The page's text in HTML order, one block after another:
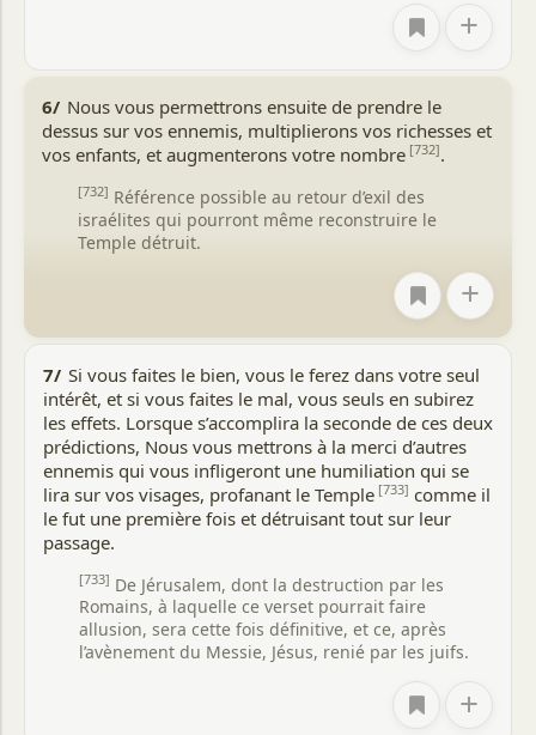
Dans cette perspective, les principes fondamentaux de
vie Islamique sont mis en avant. Il s'agit en quelque sorte
d'un manifeste de l'État Islamique à venir, proclamé un an
avant son établissement effectif.
Il est clairement affirmé que ce système est celui sur lequel
vie humaine, d'abord dans son propre pays, puis dans le
monde entier.
ferme sur ses positions, sans se soucier de l'opposition et
des difficultés rencontrées, et de ne jamais envisager de
compromis avec l'incroyance.
Les Musulmans qui, parfois, montrent des signes
d'impatience face à la persécution, à la calomnie et aux
arguments fallacieux, sont également invités à affronter
ces circonstances défavorables avec patience et courage,
en maîtrisant leurs sentiments et leurs passions.
Enfin, la prière est prescrite pour réformer et purifier les
âmes, comme pour dire : "Voici ce qui fera naître en vous
ces hautes qualités de caractère, essentielles à quiconque
aspire à lutter sur la voie de la droiture."
Incidemment, les Hadiths nous apprennent que le Mi'raj
fut la première occasion où les cinq prières quotidiennes
furent prescrites, avec leurs horaires spécifiques.
+
6/ Nous vous permettrons ensuite de prendre le
dessus sur vos ennemis, multiplierons vos richesses et
vos enfants, et augmenterons votre nombre [732].
[732] Référence possible au retour d’exil des
israélites qui pourront même reconstruire le
Temple détruit.
+
7/ Si vous faites le bien, vous le ferez dans votre seul
intérêt, et si vous faites le mal, vous seuls en subirez
les effets. Lorsque s’accomplira la seconde de ces deux
prédictions, Nous vous mettrons à la merci d’autres
ennemis qui vous infligeront une humiliation qui se
lira sur vos visages, profanant le Temple [733] comme il
le fut une première fois et détruisant tout sur leur
passage.
[733] De Jérusalem, dont la destruction par les
Romains, à laquelle ce verset pourrait faire
allusion, sera cette fois définitive, et ce, après
l’avènement du Messie, Jésus, renié par les juifs.
+